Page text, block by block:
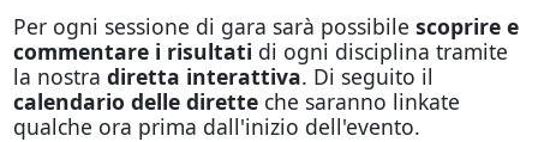
Per ogni sessione di gara sarà possibile scoprire e
commentare i risultati di ogni disciplina tramite
la nostra diretta interattiva. Di seguito il
calendario delle diretteche saranno linkate
qualche ora prima dall'inizio dell'evento.